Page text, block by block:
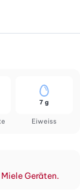
Eiweiss
7 g
Geräten.